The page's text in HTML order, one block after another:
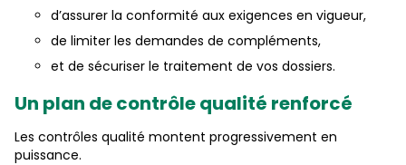
d’assurer la conformité aux exigences en vigueur,
de limiter les demandes de compléments,
et de sécuriser le traitement de vos dossiers.
Un plan de contrôle qualité renforcé
Les contrôles qualité montent progressivement en
puissance.